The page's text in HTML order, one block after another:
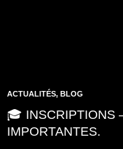
ACTUALITÉS, BLOG
🎓 INSCRIPTIONS
IMPORTANTES.